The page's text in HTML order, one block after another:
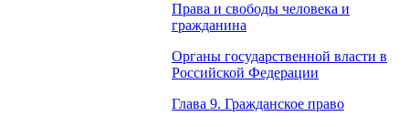
Права и свободы человека и
гражданина
Органы государственной власти в
Российской Федерации
Глава 9. Гражданское право